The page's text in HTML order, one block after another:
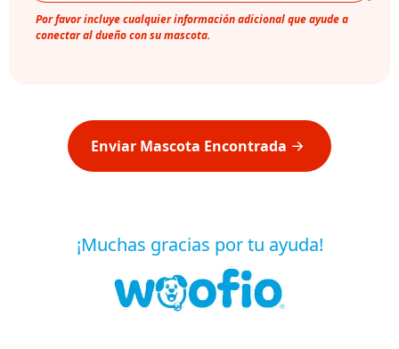
Por favor incluye cualquier información adicional que ayude a
conectar al dueño con su mascota.
Enviar Mascota Encontrada
¡Muchas gracias por tu ayuda!